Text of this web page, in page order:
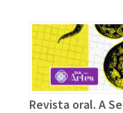
Revista oral. A